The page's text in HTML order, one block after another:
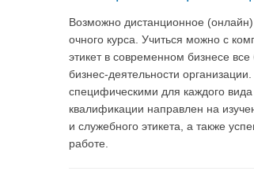
Возможно дистанционное
очного курса. Учиться можно с
этикет в современном бизнесе
бизнес-деятельности
специфическими для каждого
квалификации направлен на
и служебного этикета, а также
работе.